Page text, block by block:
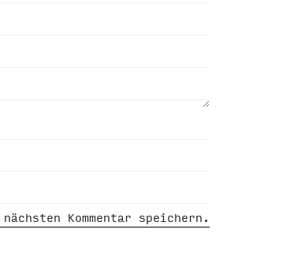
Kommentar speichern.